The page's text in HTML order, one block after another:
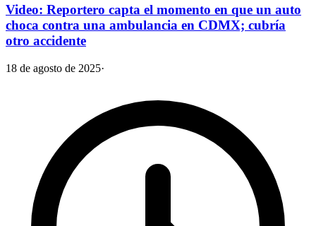
Video: Reportero capta el momento en que un auto
choca contra una ambulancia en CDMX; cubría
otro accidente
18 de agosto de 2025·